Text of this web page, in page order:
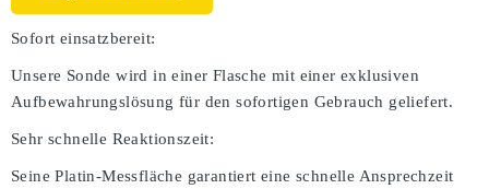
Sofort einsatzbereit:
Unsere Sonde wird in einer Flasche mit einer exklusiven
Aufbewahrungslösung für den sofortigen Gebrauch geliefert.
Sehr schnelle Reaktionszeit:
Seine Platin-Messfläche garantiert eine schnelle Ansprechzeit